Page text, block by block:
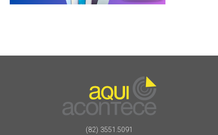
(82) 3551.5091